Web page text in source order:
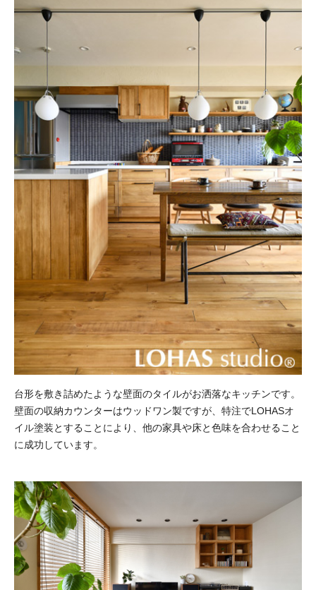
台形を敷き詰めたような壁面のタイルがお洒落なキッチンです。
壁面の収納カウンターはウッドワン製ですが、特注でLOHASオ
イル塗装とすることにより、他の家具や床と色味を合わせること
に成功しています。